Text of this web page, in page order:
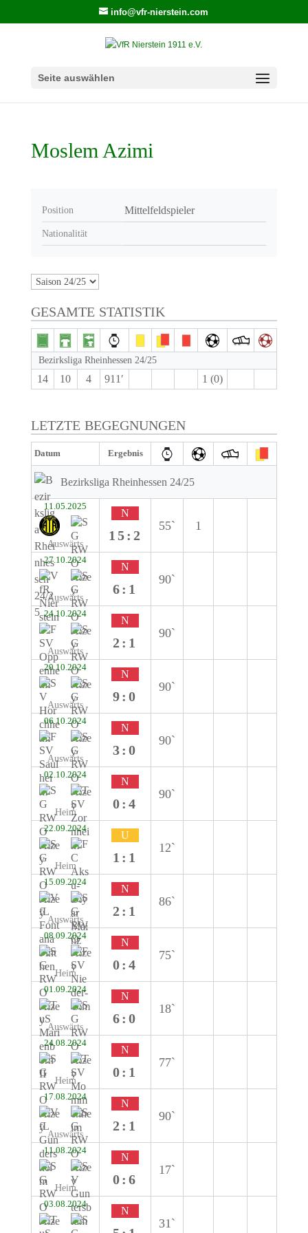
info@vfr-nierstein.com
Seite auswählen
Moslem Azimi
Position Mittelfeldspieler
Nationalität
GESAMTE STATISTIK
Bezirksliga Rheinhessen 24/25
14 10 4 911′ 1 (0)
LETZTE BEGEGNUNGEN
Datum Ergebnis
Bezirksliga Rheinhessen 24/25
11.05.2025
Auswärts
N
15:2
55` 1
27.10.2024
Auswärts
N
6:1
90`
24.10.2024
Auswärts
N
2:1
90`
20.10.2024
Auswärts
N
9:0
90`
06.10.2024
Auswärts
N
3:0
90`
02.10.2024
Heim
N
0:4
90`
22.09.2024
Heim
U
1:1
12`
15.09.2024
Auswärts
N
2:1
86`
08.09.2024
Heim
N
0:4
75`
01.09.2024
Auswärts
N
6:0
18`
24.08.2024
Heim
N
0:1
77`
17.08.2024
Auswärts
N
2:1
90`
11.08.2024
Heim
N
0:6
17`
03.08.2024
N
31`